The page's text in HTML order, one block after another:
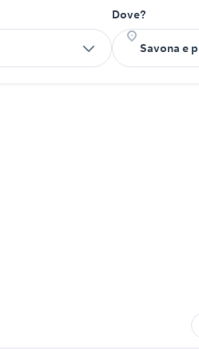
Dove?